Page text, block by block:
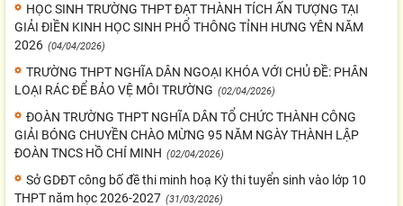
HỌC SINH TRƯỜNG THPT ĐẠT THÀNH TÍCH ẤN TƯỢNG TẠI
GIẢI ĐIỀN KINH HỌC SINH PHỔ THÔNG TỈNH HƯNG YÊN NĂM
2026 (04/04/2026)
TRƯỜNG THPT NGHĨA DÂN NGOẠI KHÓA VỚI CHỦ ĐỀ: PHÂN
LOẠI RÁC ĐỂ BẢO VỆ MÔI TRƯỜNG (02/04/2026)
ĐOÀN TRƯỜNG THPT NGHĨA DÂN TỔ CHỨC THÀNH CÔNG
GIẢI BÓNG CHUYỀN CHÀO MỪNG 95 NĂM NGÀY THÀNH LẬP
ĐOÀN TNCS HỒ CHÍ MINH (02/04/2026)
Sở GDĐT công bố đề thi minh hoạ Kỳ thi tuyển sinh vào lớp 10
THPT năm học 2026-2027 (31/03/2026)